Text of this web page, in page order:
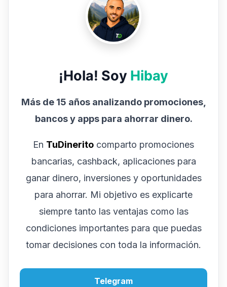
¡Hola! Soy Hibay
Más de 15 años analizando promociones,
bancos y apps para ahorrar dinero.
En TuDinerito comparto promociones
bancarias, cashback, aplicaciones para
ganar dinero, inversiones y oportunidades
para ahorrar. Mi objetivo es explicarte
siempre tanto las ventajas como las
condiciones importantes para que puedas
tomar decisiones con toda la información.
Telegram